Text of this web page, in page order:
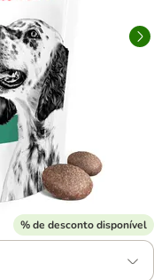
% de desconto disponível